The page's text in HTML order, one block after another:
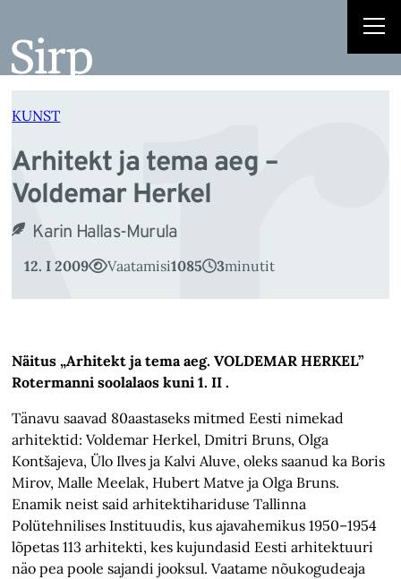
juurde
KUNST
Arhitekt ja tema aeg –
Voldemar Herkel
Karin Hallas-Murula
12. I 2009 Vaatamisi1085 3minutit
Näitus „Arhitekt ja tema aeg. VOLDEMAR HERKEL”
Rotermanni soolalaos kuni 1. II .
Tänavu saavad 80aastaseks mitmed Eesti nimekad
arhitektid: Voldemar Herkel, Dmitri Bruns, Olga
Kontšajeva, Ülo Ilves ja Kalvi Aluve, oleks saanud ka Boris
Mirov, Malle Meelak, Hubert Matve ja Olga Bruns.
Enamik neist said arhitektihariduse Tallinna
Polütehnilises Instituudis, kus ajavahemikus 1950–1954
lõpetas 113 arhitekti, kes kujundasid Eesti arhitektuuri
näo pea poole sajandi jooksul. Vaatame nõukogudeaja